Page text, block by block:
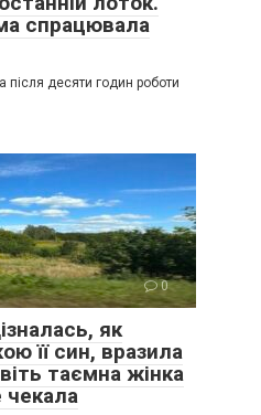
спрацювала
десяти годин роботи
0
як
її син, вразила
таємна жінка
чекала